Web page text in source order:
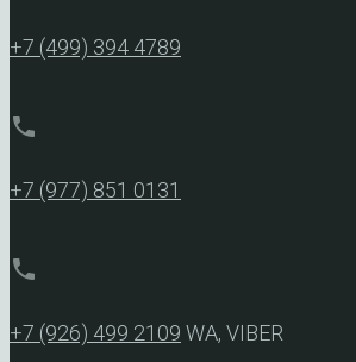
+7 (499) 394 4789
phone
+7 (977) 851 0131
phone
+7 (926) 499 2109 WA, VIBER